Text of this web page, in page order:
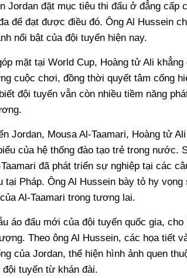
Jordan đặt mục tiêu thi đấu ở đẳng cấp
để đạt được điều đó. Ông Al Hussein
nổi bật của đội tuyển hiện nay.
mặt tại World Cup, Hoàng tử Ali
cuộc chơi, đồng thời quyết tâm cống
đội tuyển vẫn còn nhiều tiềm năng
Jordan, Mousa Al-Taamari, Hoàng tử
của hệ thống đào tạo trẻ trong nước.
đã phát triển sự nghiệp tại các
tại Pháp. Ông Al Hussein bày tỏ hy vọng
Al-Taamari trong tương lai.
áo đấu mới của đội tuyển quốc gia,
Theo ông Al Hussein, các họa tiết
của Jordan, thể hiện hình ảnh quen
tuyển từ khán đài.